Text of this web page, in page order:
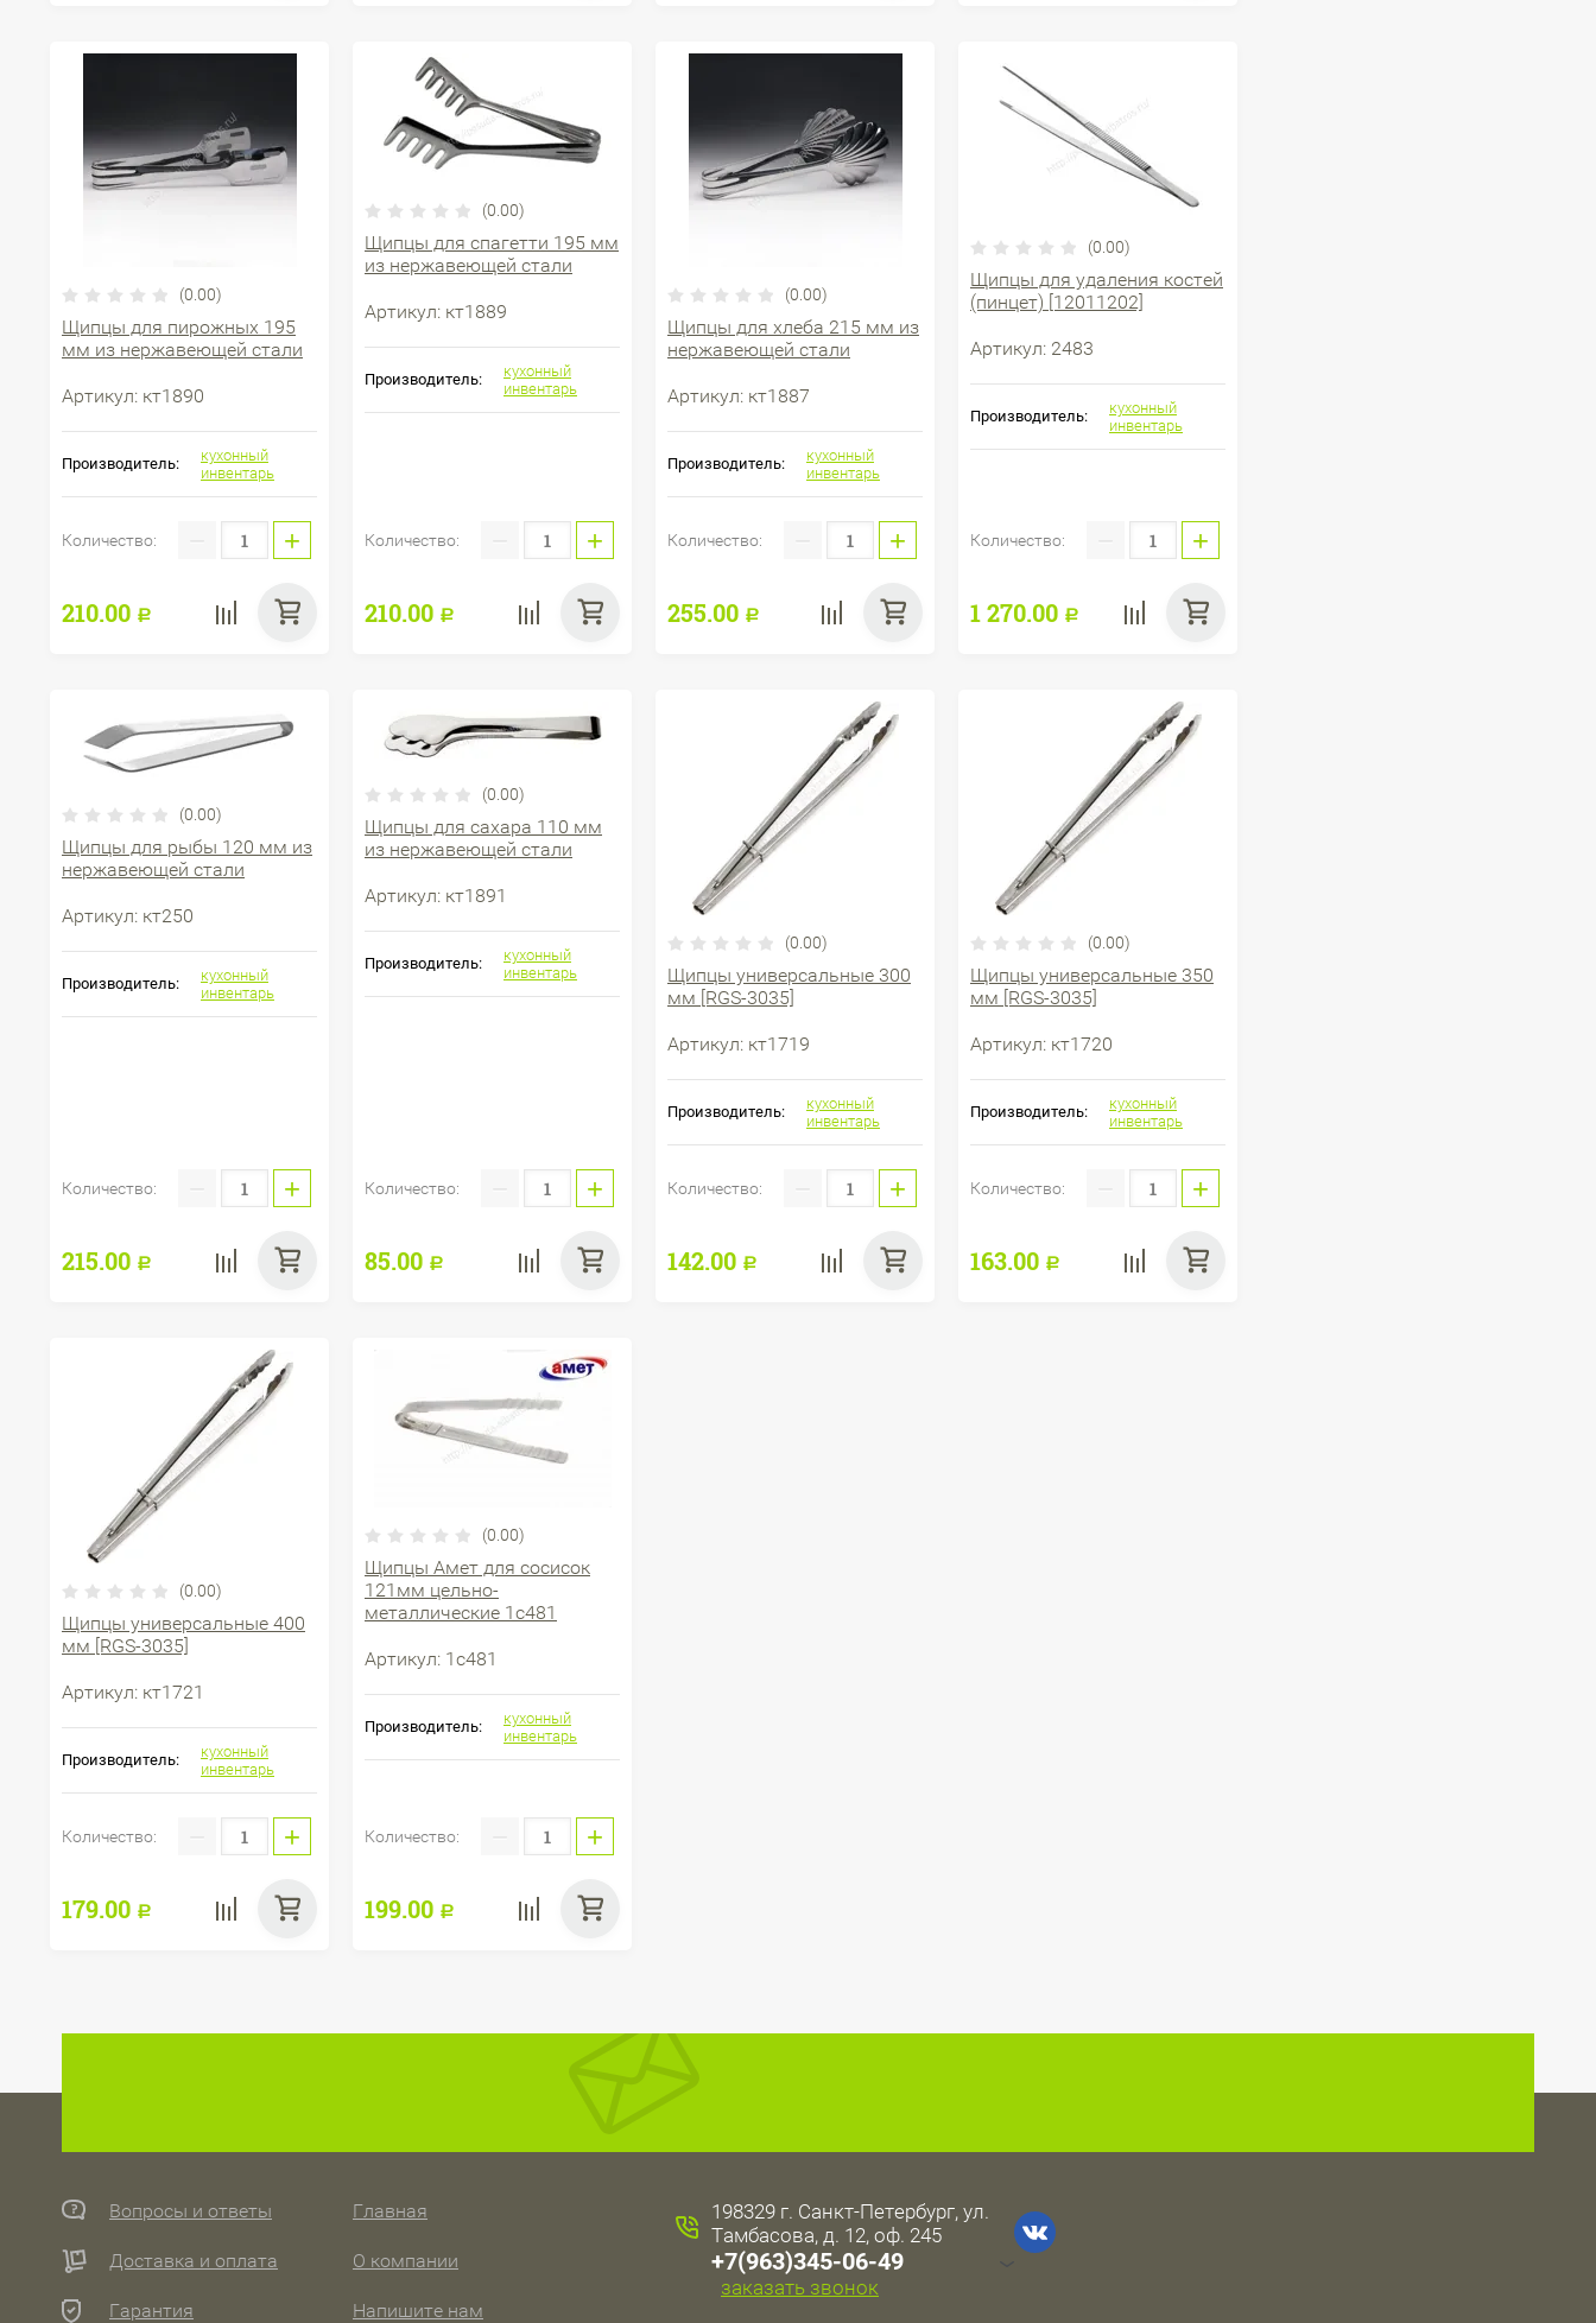
(0.00)
Щипцы для пирожных 195
мм из нержавеющей стали
Артикул: кт1890
Производитель:
кухонный
инвентарь
Количество: +
210.00 Р
(0.00)
Щипцы для спагетти 195 мм
из нержавеющей стали
Артикул: кт1889
Производитель:
кухонный
инвентарь
Количество: +
210.00 Р
(0.00)
Щипцы для хлеба 215 мм из
нержавеющей стали
Артикул: кт1887
Производитель:
кухонный
инвентарь
Количество: +
255.00 Р
(0.00)
Щипцы для удаления костей
(пинцет) [12011202]
Артикул: 2483
Производитель:
кухонный
инвентарь
Количество: +
1 270.00 Р
(0.00)
Щипцы для рыбы 120 мм из
нержавеющей стали
Артикул: кт250
Производитель:
кухонный
инвентарь
Количество: +
215.00 Р
(0.00)
Щипцы для сахара 110 мм
из нержавеющей стали
Артикул: кт1891
Производитель:
кухонный
инвентарь
Количество: +
85.00 Р
(0.00)
Щипцы универсальные 300
мм [RGS-3035]
Артикул: кт1719
Производитель:
кухонный
инвентарь
Количество: +
142.00 Р
(0.00)
Щипцы универсальные 350
мм [RGS-3035]
Артикул: кт1720
Производитель:
кухонный
инвентарь
Количество: +
163.00 Р
(0.00)
Щипцы универсальные 400
мм [RGS-3035]
Артикул: кт1721
Производитель:
кухонный
инвентарь
Количество: +
179.00 Р
(0.00)
Щипцы Амет для сосисок
121мм цельно-
металлические 1с481
Артикул: 1с481
Производитель:
кухонный
инвентарь
Количество: +
199.00 Р
Вопросы и ответы
Доставка и оплата
Гарантия
Главная
О компании
Напишите нам
198329 г. Санкт-Петербург, ул.
Тамбасова, д. 12, оф. 245
+7(963)345-06-49
заказать звонок